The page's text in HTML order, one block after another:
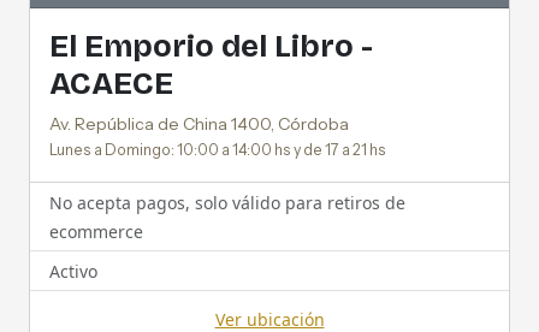
El Emporio del Libro -
ACAECE
Av. República de China 1400, Córdoba
Lunes a Domingo: 10:00 a 14:00 hs y de 17 a 21 hs
No acepta pagos, solo válido para retiros de
ecommerce
Activo
Ver ubicación